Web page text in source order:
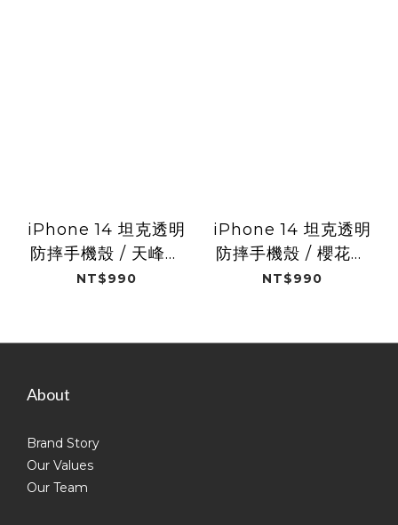
iPhone 14 坦克透明
防摔手機殼 / 天峰藍
(Clear)
NT$990
iPhone 14 坦克透明
防摔手機殼 / 櫻花粉
(Clear)
NT$990
About
Brand Story
Our Values
Our Team